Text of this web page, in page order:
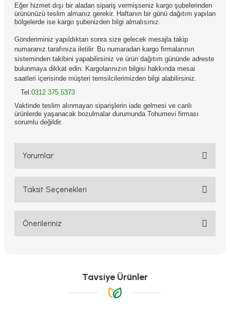
Eğer hizmet dışı bir aladan sipariş vermişseniz kargo şubelerinden
ürününüzü teslim almanız gerekir. Haftanın bir günü dağıtım yapılan
bölgelerde ise kargo şubenizden bilgi almalısınız.
Gönderiminiz yapıldıktan sonra size gelecek mesajla takip
numaranız tarafınıza iletilir. Bu numaradan kargo firmalarının
sisteminden takibini yapabilirsiniz ve ürün dağıtım gününde adreste
bulunmaya dikkat edin. Kargolarınızın bilgisi hakkında mesai
saatleri içerisinde müşteri temsilcilerimizden bilgi alabilirsiniz.
Tel:0312 375 5373
Vaktinde teslim alınmayan siparişlerin iade gelmesi ve canlı
ürünlerde yaşanacak bozulmalar durumunda Tohumevi firması
sorumlu değildir.
Yorumlar
Bu ürüne ilk yorumu siz yapın!
Taksit Seçenekleri
Önerileriniz
Görüş ve önerileriniz için teşekkür ederiz.
Ürün resmi kalitesiz, bozuk veya görüntülenemiyor.
Tavsiye Ürünler